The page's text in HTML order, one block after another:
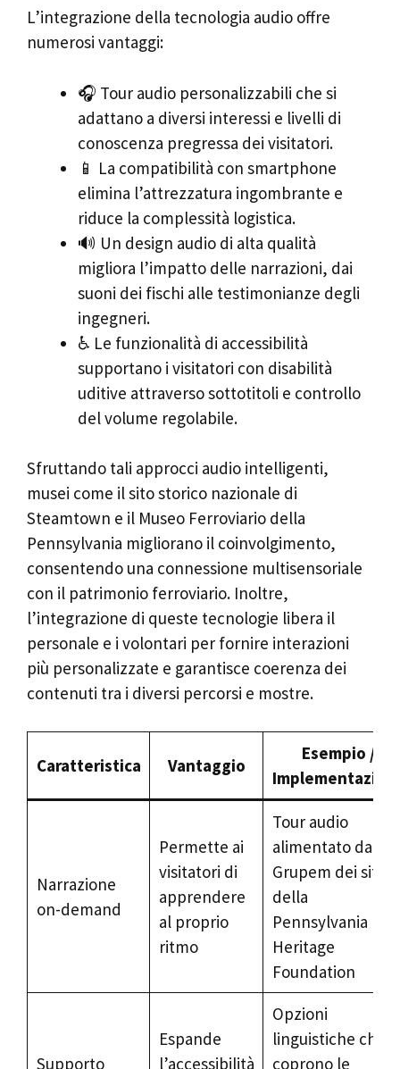
L’integrazione della tecnologia audio offre
numerosi vantaggi:
🎧 Tour audio personalizzabili che si
adattano a diversi interessi e livelli di
conoscenza pregressa dei visitatori.
📱 La compatibilità con smartphone
elimina l’attrezzatura ingombrante e
riduce la complessità logistica.
🔊 Un design audio di alta qualità
migliora l’impatto delle narrazioni, dai
suoni dei fischi alle testimonianze degli
ingegneri.
♿ Le funzionalità di accessibilità
supportano i visitatori con disabilità
uditive attraverso sottotitoli e controllo
del volume regolabile.
Sfruttando tali approcci audio intelligenti,
musei come il sito storico nazionale di
Steamtown e il Museo Ferroviario della
Pennsylvania migliorano il coinvolgimento,
consentendo una connessione multisensoriale
con il patrimonio ferroviario. Inoltre,
l’integrazione di queste tecnologie libera il
personale e i volontari per fornire interazioni
più personalizzate e garantisce coerenza dei
contenuti tra i diversi percorsi e mostre.
Caratteristica Vantaggio
Esempio /
Narrazione
on-demand
Permette ai
visitatori di
apprendere
al proprio
ritmo
Tour audio
alimentato da
Grupem dei siti
della
Pennsylvania
Heritage
Foundation
Supporto
Espande
l’accessibilità
Opzioni
linguistiche che
coprono le